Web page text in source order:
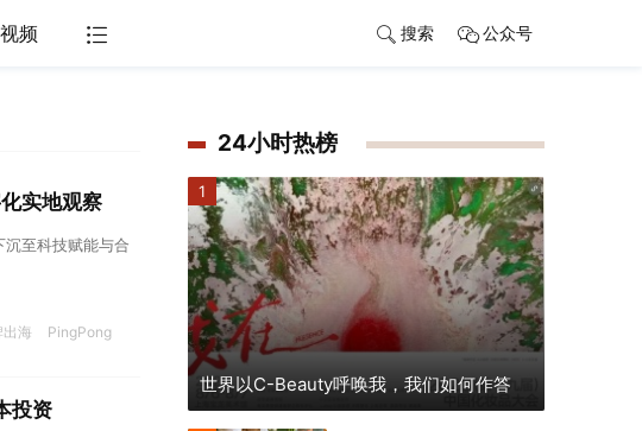
视频 搜索 公众号
实地观察
沉至科技赋能与合
海 PingPong
投资
24小时热榜
1
世界以C-Beauty呼唤我，我们如何作答